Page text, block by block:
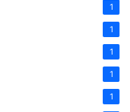
1
1
1
1
1